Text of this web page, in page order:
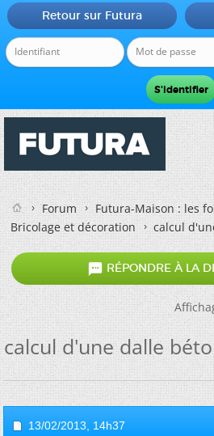
Retour sur Futura
Forum
Futura-Maison : les
Bricolage et décoration
calcul
 RÉPONDRE À LA
calcul d'une dalle
13/02/2013, 14h37